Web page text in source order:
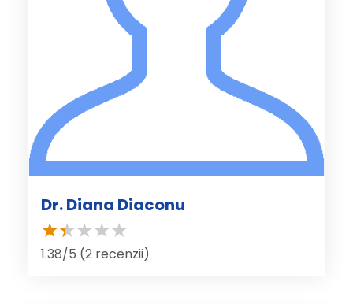
Dr. Diana Diaconu
1.38/5 (2 recenzii)